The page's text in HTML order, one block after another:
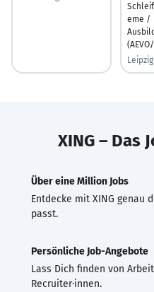
eme /
Leipzig
XING – Das
Über eine Million Jobs
Entdecke mit XING genau
passt.
Persönliche Job-Angebote
Lass Dich finden von
Recruiter·innen.